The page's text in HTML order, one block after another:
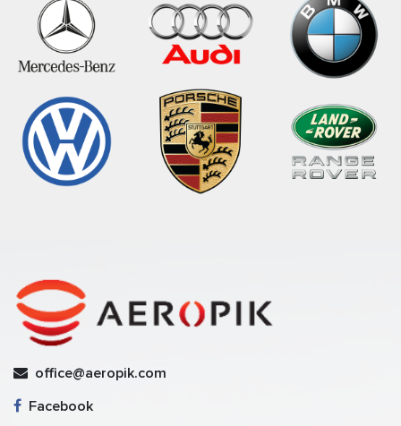
office@aeropik.com
Facebook